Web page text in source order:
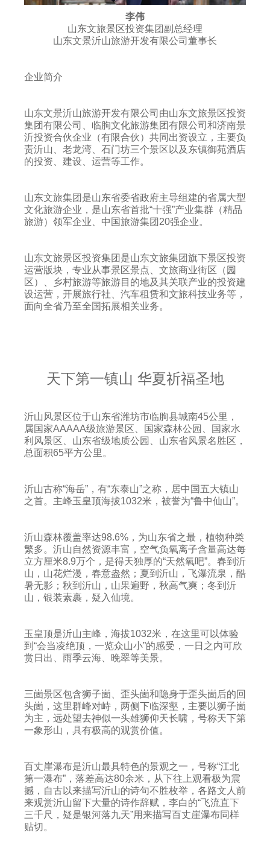
李伟
山东文旅景区投资集团副总经理
山东文景沂山旅游开发有限公司董事长
企业简介
山东文景沂山旅游开发有限公司由山东文旅景区投资
集团有限公司、临朐文化旅游集团有限公司和济南景
沂投资合伙企业（有限合伙）共同出资设立，主要负
责沂山、老龙湾、石门坊三个景区以及东镇御苑酒店
的投资、建设、运营等工作。
山东文旅集团是山东省委省政府主导组建的省属大型
文化旅游企业，是山东省首批“十强”产业集群（精品
旅游）领军企业、中国旅游集团20强企业。
山东文旅景区投资集团是山东文旅集团旗下景区投资
运营版块，专业从事景区景点、文旅商业街区（园
区）、乡村旅游等旅游目的地及其关联产业的投资建
设运营，开展旅行社、汽车租赁和文旅科技业务等，
面向全省乃至全国拓展相关业务。
天下第一镇山 华夏祈福圣地
沂山风景区位于山东省潍坊市临朐县城南45公里，
属国家AAAAA级旅游景区、国家森林公园、国家水
利风景区、山东省级地质公园、山东省风景名胜区，
总面积65平方公里。
沂山古称“海岳”，有“东泰山”之称，居中国五大镇山
之首。主峰玉皇顶海拔1032米，被誉为“鲁中仙山”。
沂山森林覆盖率达98.6%，为山东省之最，植物种类
繁多。沂山自然资源丰富，空气负氧离子含量高达每
立方厘米8.9万个，是得天独厚的“天然氧吧”。春到沂
山，山花烂漫，春意盎然；夏到沂山，飞瀑流泉，酷
暑无影；秋到沂山，山果遍野，秋高气爽；冬到沂
山，银装素裹，疑入仙境。
玉皇顶是沂山主峰，海拔1032米，在这里可以体验
到“会当凌绝顶，一览众山小”的感受，一日之内可欣
赏日出、雨季云海、晚翠等美景。
三崮景区包含狮子崮、歪头崮和隐身于歪头崮后的回
头崮，这里群峰对峙，两侧下临深壑，主要以狮子崮
为主，远处望去神似一头雄狮仰天长啸，号称天下第
一象形山，具有极高的观赏价值。
百丈崖瀑布是沂山最具特色的景观之一，号称“江北
第一瀑布”，落差高达80余米，从下往上观看极为震
撼，自古以来描写沂山的诗句不胜枚举，各路文人前
来观赏沂山留下大量的诗作辞赋，李白的“飞流直下
三千尺，疑是银河落九天”用来描写百丈崖瀑布同样
贴切。